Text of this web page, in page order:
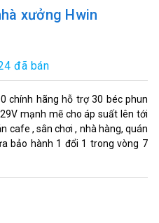
xưởng Hwin
đã bán
chính hãng hỗ trợ 30 béc phun
mạnh mẽ cho áp suất lên tới
cafe , sân chơi , nhà hàng, quán
bảo hành 1 đổi 1 trong vòng 7